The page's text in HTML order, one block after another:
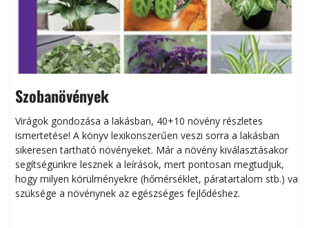
Szobanövények
Virágok gondozása a lakásban, 40+10 növény részletes
ismertetése! A könyv lexikonszerűen veszi sorra a lakásban
sikeresen tart­ha­tó növényeket. Már a növény kiválasztásakor
segítségünkre lesznek a leírások, mert pontosan megtudjuk,
hogy milyen körülményekre (hőmérséklet, páratartalom stb.) van
szüksége a növénynek az egészséges fejlődéshez.